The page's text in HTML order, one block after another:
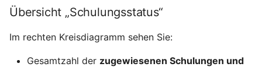
Übersicht „Schulungsstatus“
Im rechten Kreisdiagramm sehen Sie:
Gesamtzahl der zugewiesenen Schulungen und